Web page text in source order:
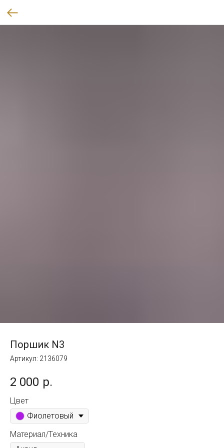
Поршик N3
Артикул: 2136079
2 000 р.
Цвет
Фиолетовый
Материал/Техника